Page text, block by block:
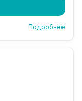
Подробнее